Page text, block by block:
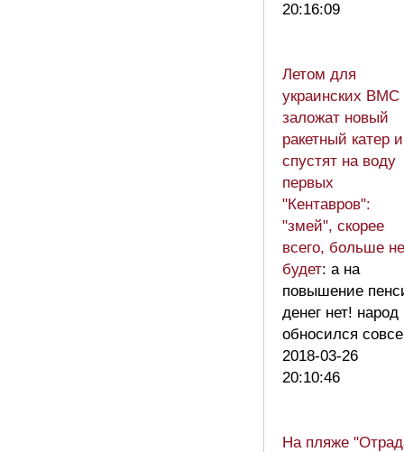
20:16:09
Летом для
украинских ВМС
заложат новый
ракетный катер и
спустят на воду
первых
"Кентавров":
"змей", скорее
всего, больше не
будет: а на
повышение
денег нет! народ
обносился
2018-03-26
20:10:46
На пляже